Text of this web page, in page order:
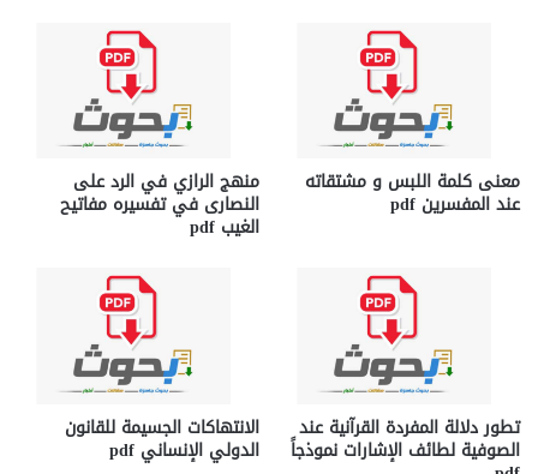
معنى كلمة اللبس و مشتقاته
عند المفسرين pdf
منهج الرازي في الرد على
النصارى في تفسيره مفاتيح
الغيب pdf
تطور دلالة المفردة القرآنية عند
الصوفية لطائف الإشارات نموذجاً
الانتهاكات الجسيمة للقانون
الدولي الإنساني pdf